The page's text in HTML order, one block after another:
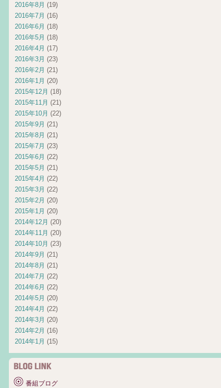
2016年8月 (19)
2016年7月 (16)
2016年6月 (18)
2016年5月 (18)
2016年4月 (17)
2016年3月 (23)
2016年2月 (21)
2016年1月 (20)
2015年12月 (18)
2015年11月 (21)
2015年10月 (22)
2015年9月 (21)
2015年8月 (21)
2015年7月 (23)
2015年6月 (22)
2015年5月 (21)
2015年4月 (22)
2015年3月 (22)
2015年2月 (20)
2015年1月 (20)
2014年12月 (20)
2014年11月 (20)
2014年10月 (23)
2014年9月 (21)
2014年8月 (21)
2014年7月 (22)
2014年6月 (22)
2014年5月 (20)
2014年4月 (22)
2014年3月 (20)
2014年2月 (16)
2014年1月 (15)
番組ブログ